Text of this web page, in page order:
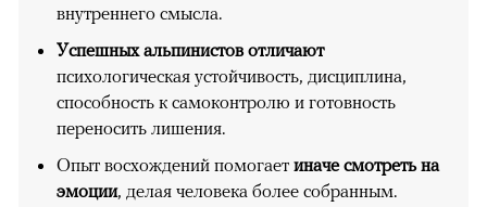
внутреннего смысла.
Успешных альпинистов отличают
психологическая устойчивость, дисциплина,
способность к самоконтролю и готовность
переносить лишения.
Опыт восхождений помогает иначе смотреть на
эмоции, делая человека более собранным.